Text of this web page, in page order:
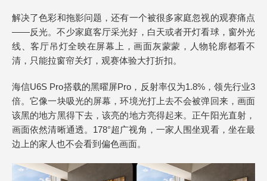
解决了色彩和拖影问题，还有一个被很多家庭忽视的观赛痛点
——反光。不少家庭客厅采光好，白天或者开灯看球，窗外光
线、客厅吊灯全映在屏幕上，画面灰蒙蒙，人物轮廓都看不
清，只能拉窗帘关灯，观赛体验大打折扣。
海信U6S Pro搭载的黑曜屏Pro，反射率仅为1.8%，领先行业3
倍。它像一块吸光的屏幕，环境光打上去不会被弹回来，画面
该黑的地方黑得下去，该亮的地方亮得起来。正午阳光直射，
画面依然清晰通透。178°超广视角，一家人围坐观看，坐在最
边上的家人也不会看到偏色画面。